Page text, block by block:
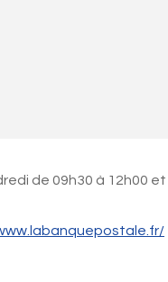
de 09h30 à 12h00 et